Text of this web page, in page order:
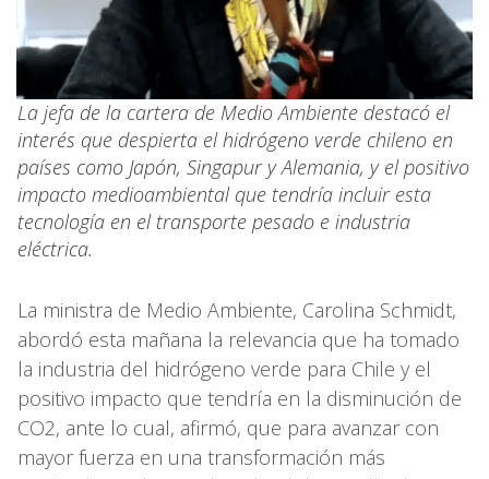
La jefa de la cartera de Medio Ambiente destacó el
interés que despierta el hidrógeno verde chileno en
países como Japón, Singapur y Alemania, y el positivo
impacto medioambiental que tendría incluir esta
tecnología en el transporte pesado e industria
eléctrica.
La ministra de Medio Ambiente, Carolina Schmidt,
abordó esta mañana la relevancia que ha tomado
la industria del hidrógeno verde para Chile y el
positivo impacto que tendría en la disminución de
CO2, ante lo cual, afirmó, que para avanzar con
mayor fuerza en una transformación más